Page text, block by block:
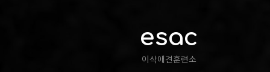
esac
이삭애견훈련소